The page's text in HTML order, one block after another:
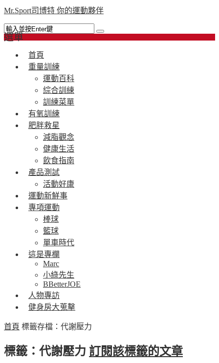
Mr.Sport司博特 你的運動夥伴
選單
首頁
重量訓練
運動百科
綜合訓練
訓練菜單
有氧訓練
肥胖救星
減脂觀念
健康生活
飲食指南
產品測試
活動好康
運動新鮮事
專項運動
棒球
籃球
單車時代
這是專欄
Marc
小綠先生
BBetterJOE
人物專訪
健身房大蒐擊
首頁 標籤存檔：代謝壓力
標籤：代謝壓力 訂閱該標籤的文章